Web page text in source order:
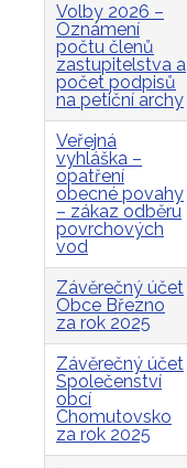
Volby 2026 –
Oznámení
počtu členů
zastupitelstva a
počet podpisů
na petiční archy
Veřejná
vyhláška –
opatření
obecné povahy
– zákaz odběru
povrchových
vod
Závěrečný účet
Obce Březno
za rok 2025
Závěrečný účet
Společenství
obcí
Chomutovsko
za rok 2025